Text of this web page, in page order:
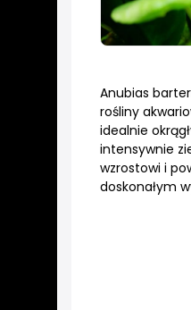
Anubias
rośliny
idealnie
intensywnie
wzrostowi i
doskonałym